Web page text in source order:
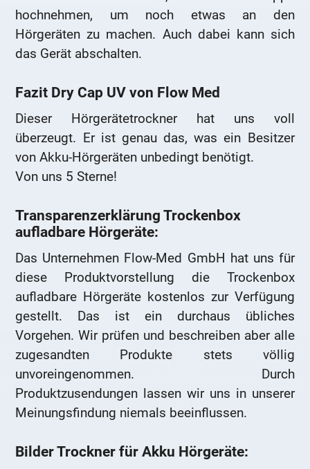
hochnehmen, um noch etwas an den
Hörgeräten zu machen. Auch dabei kann sich
das Gerät abschalten.
Fazit Dry Cap UV von Flow Med
Dieser Hörgerätetrockner hat uns voll
überzeugt. Er ist genau das, was ein Besitzer
von Akku-Hörgeräten unbedingt benötigt.
Von uns 5 Sterne!
Transparenzerklärung Trockenbox
aufladbare Hörgeräte:
Das Unternehmen Flow-Med GmbH hat uns für
diese Produktvorstellung die Trockenbox
aufladbare Hörgeräte kostenlos zur Verfügung
gestellt. Das ist ein durchaus übliches
Vorgehen. Wir prüfen und beschreiben aber alle
zugesandten Produkte stets völlig
unvoreingenommen. Durch
Produktzusendungen lassen wir uns in unserer
Meinungsfindung niemals beeinflussen.
Bilder Trockner für Akku Hörgeräte: